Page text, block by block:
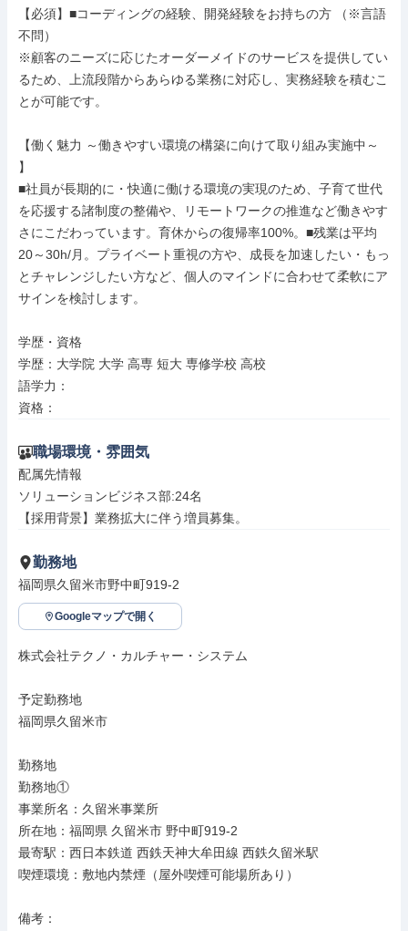
【必須】■コーディングの経験、開発経験をお持ちの方 （※言語
不問）
※顧客のニーズに応じたオーダーメイドのサービスを提供してい
るため、上流段階からあらゆる業務に対応し、実務経験を積むこ
とが可能です。
【働く魅力 ～働きやすい環境の構築に向けて取り組み実施中～
】
■社員が長期的に・快適に働ける環境の実現のため、子育て世代
を応援する諸制度の整備や、リモートワークの推進など働きやす
さにこだわっています。育休からの復帰率100%。■残業は平均
20～30h/月。プライベート重視の方や、成長を加速したい・もっ
とチャレンジしたい方など、個人のマインドに合わせて柔軟にア
サインを検討します。
学歴・資格
学歴：大学院 大学 高専 短大 専修学校 高校
語学力：
資格：
職場環境・雰囲気
配属先情報
ソリューションビジネス部:24名
【採用背景】業務拡大に伴う増員募集。
勤務地
福岡県久留米市野中町919-2
Googleマップで開く
株式会社テクノ・カルチャー・システム
予定勤務地
福岡県久留米市
勤務地
勤務地①
事業所名：久留米事業所
所在地：福岡県 久留米市 野中町919-2
最寄駅：西日本鉄道 西鉄天神大牟田線 西鉄久留米駅
喫煙環境：敷地内禁煙（屋外喫煙可能場所あり）
備考：